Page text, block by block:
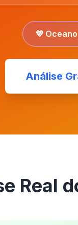
💜
Análise
Real